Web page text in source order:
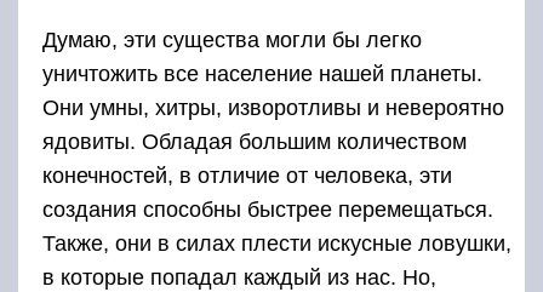
Думаю, эти существа могли бы легко
уничтожить все население нашей планеты.
Они умны, хитры, изворотливы и невероятно
ядовиты. Обладая большим количеством
конечностей, в отличие от человека, эти
создания способны быстрее перемещаться.
Также, они в силах плести искусные ловушки,
в которые попадал каждый из нас. Но,